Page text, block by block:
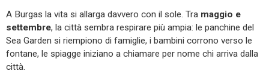
A Burgas la vita si allarga davvero con il sole. Tra maggio e
settembre, la città sembra respirare più ampia: le panchine del
Sea Garden si riempiono di famiglie, i bambini corrono verso le
fontane, le spiagge iniziano a chiamare per nome chi arriva dalla
città.